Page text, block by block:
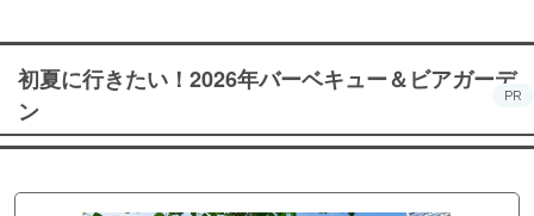
初夏に行きたい！2026年バーベキュー＆ビアガーデ
ン
PR